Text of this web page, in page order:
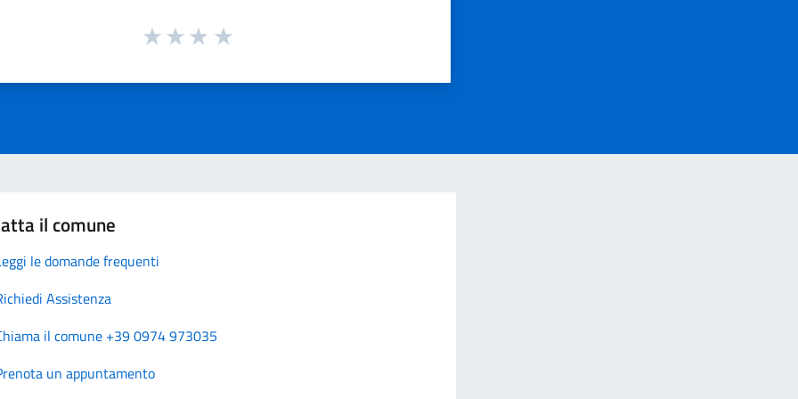
il comune
le domande frequenti
Assistenza
il comune +39 0974 973035
un appuntamento